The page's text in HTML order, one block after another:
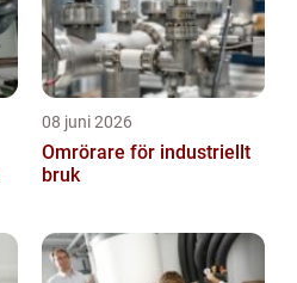
08 juni 2026
Omrörare för industriellt
bruk